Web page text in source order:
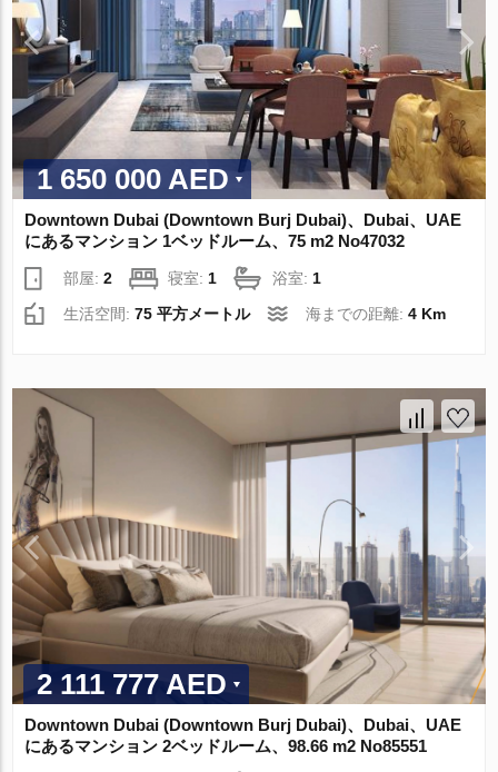
1 650 000 AED
Downtown Dubai (Downtown Burj Dubai)、Dubai、UAE
にあるマンション 1ベッドルーム、75 m2 No47032
部屋:2 寝室:1 浴室:1
生活空間:75 平方メートル 海までの距離:4 Km
2 111 777 AED
Downtown Dubai (Downtown Burj Dubai)、Dubai、UAE
にあるマンション 2ベッドルーム、98.66 m2 No85551